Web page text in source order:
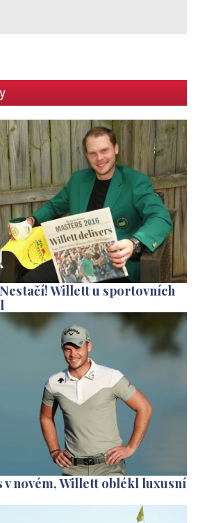
Willett u sportovních
v novém, Willett oblékl luxusní